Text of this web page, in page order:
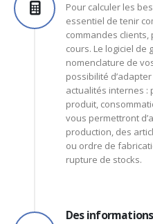
Pour calculer les
essentiel de tenir
commandes
cours. Le logiciel de
nomenclature de
possibilité
actualités internes :
produit,
vous permettront
production, des
ou ordre de
rupture de stocks.
Des